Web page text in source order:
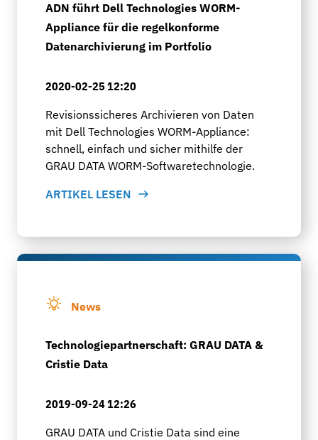
ADN führt Dell Technologies WORM-
Appliance für die regelkonforme
Datenarchivierung im Portfolio
2020-02-25 12:20
Revisionssicheres Archivieren von Daten
mit Dell Technologies WORM-Appliance:
schnell, einfach und sicher mithilfe der
GRAU DATA WORM-Softwaretechnologie.
ARTIKEL LESEN
News
Technologiepartnerschaft: GRAU DATA &
Cristie Data
2019-09-24 12:26
GRAU DATA und Cristie Data sind eine